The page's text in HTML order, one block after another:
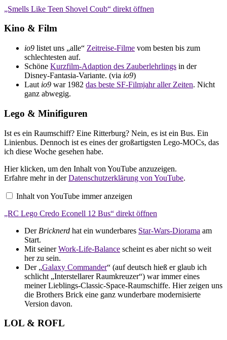
YouTube
„Smells Like Teen Shovel Coub“ direkt öffnen
Kino & Film
io9 listet uns „alle“ Zeitreise-Filme vom besten bis zum
schlechtesten auf.
Schöne Kurzfilm-Adaption des Zauberlehrlings in der
Disney-Fantasia-Variante. (via io9)
Laut io9 war 1982 das beste SF-Filmjahr aller Zeiten. Nicht
ganz abwegig.
Lego & Minifiguren
Ist es ein Raumschiff? Eine Ritterburg? Nein, es ist ein Bus. Ein
Linienbus. Dennoch ist es eines der großartigsten Lego-MOCs, das
ich diese Woche gesehen habe.
„RC
Lego
Credo
12
von
anzeigen
Hier klicken, um den Inhalt von YouTube anzuzeigen.
Erfahre mehr in derDatenschutzerklärung von YouTube.
Inhalt von YouTube immer anzeigen
„RC Lego Credo Econell 12 Bus“ direkt öffnen
Der Bricknerd hat ein wunderbares Star-Wars-Diorama am
Start.
Mit seinerWork-Life-Balance scheint es aber nicht so weit
her zu sein.
Der „Galaxy Commander“ (auf deutsch hieß er glaub ich
schlicht „Interstellarer Raumkreuzer“) war immer eines
meiner Lieblings-Classic-Space-Raumschiffe. Hier zeigen uns
die Brothers Brick eine ganz wunderbare modernisierte
Version davon.
LOL & ROFL